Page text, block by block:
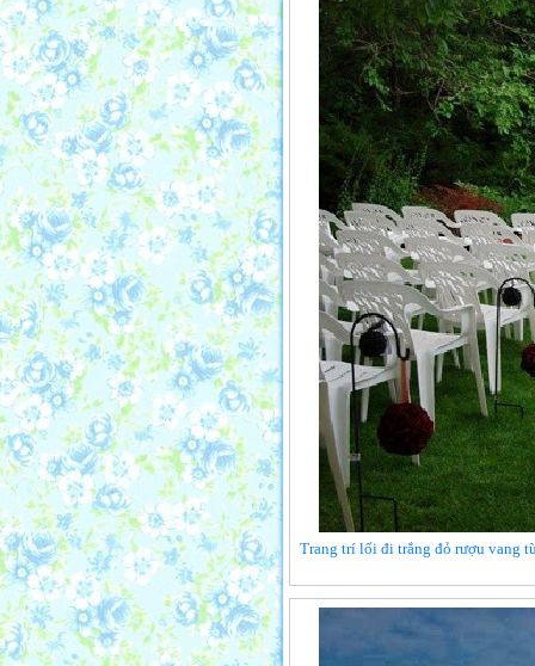
Trang trí lối đi trắng đỏ rượu vang